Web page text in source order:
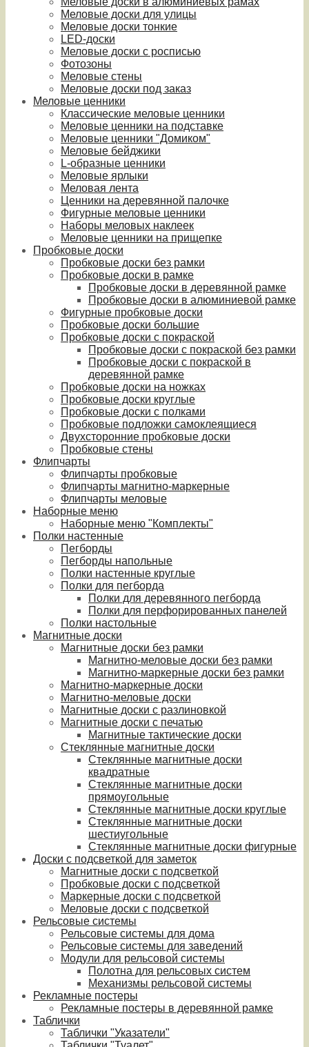
Меловые доски для улицы
Меловые доски тонкие
LED-доски
Меловые доски с росписью
Фотозоны
Меловые стены
Меловые доски под заказ
Меловые ценники
Классические меловые ценники
Меловые ценники на подставке
Меловые ценники "Домиком"
Меловые бейджики
L-образные ценники
Меловые ярлыки
Меловая лента
Ценники на деревянной палочке
Фигурные меловые ценники
Наборы меловых наклеек
Меловые ценники на прищепке
Пробковые доски
Пробковые доски без рамки
Пробковые доски в рамке
Пробковые доски в деревянной рамке
Пробковые доски в алюминиевой рамке
Фигурные пробковые доски
Пробковые доски большие
Пробковые доски с покраской
Пробковые доски с покраской без рамки
Пробковые доски с покраской в
деревянной рамке
Пробковые доски на ножках
Пробковые доски круглые
Пробковые доски с полками
Пробковые подложки самоклеящиеся
Двухсторонние пробковые доски
Пробковые стены
Флипчарты
Флипчарты пробковые
Флипчарты магнитно-маркерные
Флипчарты меловые
Наборные меню
Наборные меню "Комплекты"
Полки настенные
Пегборды
Пегборды напольные
Полки настенные круглые
Полки для пегборда
Полки для деревянного пегборда
Полки для перфорированных панелей
Полки настольные
Магнитные доски
Магнитные доски без рамки
Магнитно-меловые доски без рамки
Магнитно-маркерные доски без рамки
Магнитно-маркерные доски
Магнитно-меловые доски
Магнитные доски с разлиновкой
Магнитные доски с печатью
Магнитные тактические доски
Стеклянные магнитные доски
Стеклянные магнитные доски
квадратные
Стеклянные магнитные доски
прямоугольные
Стеклянные магнитные доски круглые
Стеклянные магнитные доски
шестиугольные
Стеклянные магнитные доски фигурные
Доски с подсветкой для заметок
Магнитные доски с подсветкой
Пробковые доски с подсветкой
Маркерные доски с подсветкой
Меловые доски с подсветкой
Рельсовые системы
Рельсовые системы для дома
Рельсовые системы для заведений
Модули для рельсовой системы
Полотна для рельсовых систем
Механизмы рельсовой системы
Рекламные постеры
Рекламные постеры в деревянной рамке
Таблички
Таблички "Указатели"